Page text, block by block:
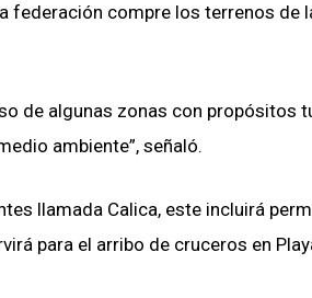
federación compre los terrenos de
de algunas zonas con propósitos
ambiente”, señaló.
llamada Calica, este incluirá
para el arribo de cruceros en